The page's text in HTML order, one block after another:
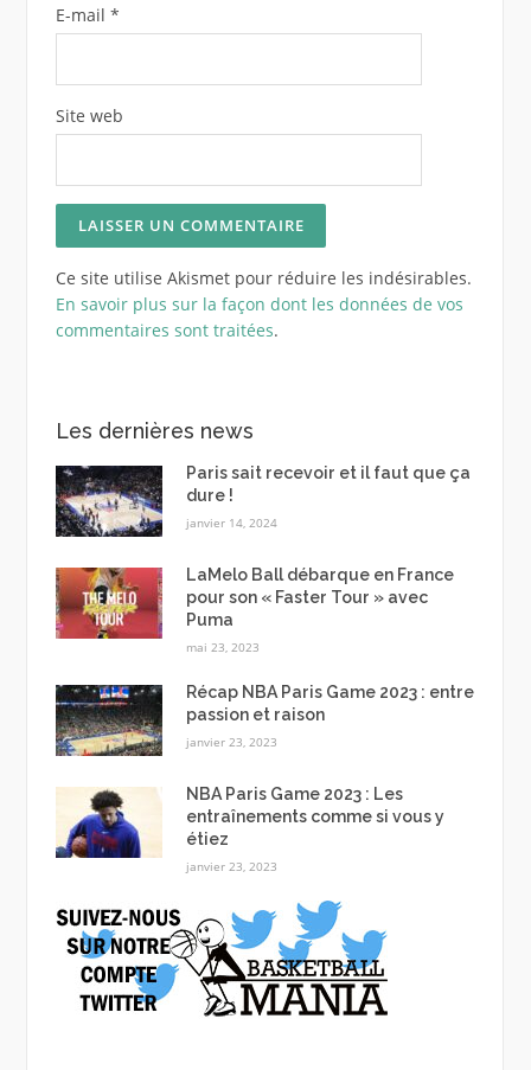
E-mail *
Site web
Ce site utilise Akismet pour réduire les indésirables.
En savoir plus sur la façon dont les données de vos
commentaires sont traitées.
Les dernières news
Paris sait recevoir et il faut que ça
dure !
janvier 14, 2024
LaMelo Ball débarque en France
pour son « Faster Tour » avec
Puma
mai 23, 2023
Récap NBA Paris Game 2023 : entre
passion et raison
janvier 23, 2023
NBA Paris Game 2023 : Les
entraînements comme si vous y
étiez
janvier 23, 2023